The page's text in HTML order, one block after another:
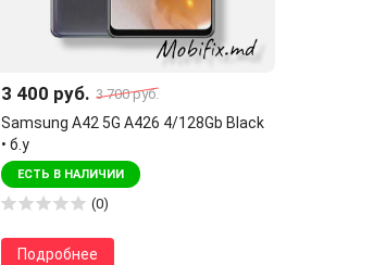
3 400 руб. 3 700 руб.
Samsung A42 5G A426 4/128Gb Black
• б.у
ЕСТЬ В НАЛИЧИИ
(0)
Подробнее